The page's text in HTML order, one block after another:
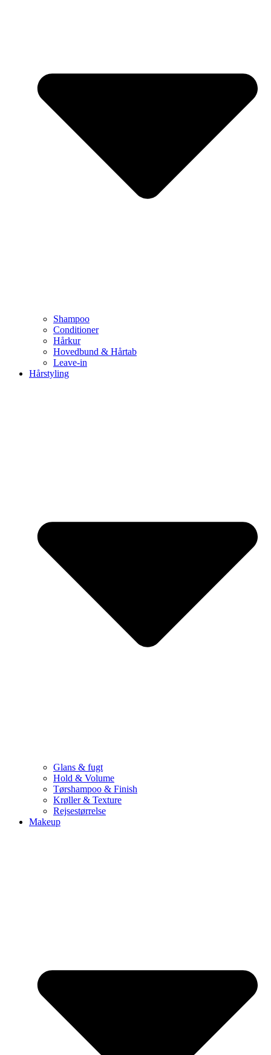
Shampoo
Conditioner
Hårkur
Hovedbund & Hårtab
Leave-in
Hårstyling
Glans & fugt
Hold & Volume
Tørshampoo & Finish
Krøller & Texture
Rejsestørrelse
Makeup